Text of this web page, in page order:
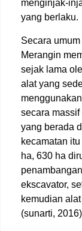
menginjak-
yang berlaku.
Secara
Merangin
sejak lama
alat yang
secara
yang berada
kecamatan
ha, 630 ha
ekscavator,
kemudian
(sunarti, 2016)